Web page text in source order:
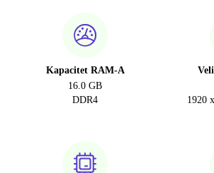
Kapacitet RAM-A
16.0 GB
DDR4
1920